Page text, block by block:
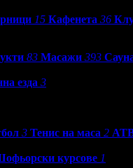
15 Кафенета 36
83 Масажи 393
езда 3
3 Тенис на маса 2
курсове 1